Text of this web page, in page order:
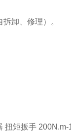
卸、修理）。
扭矩扳手 200N.m-